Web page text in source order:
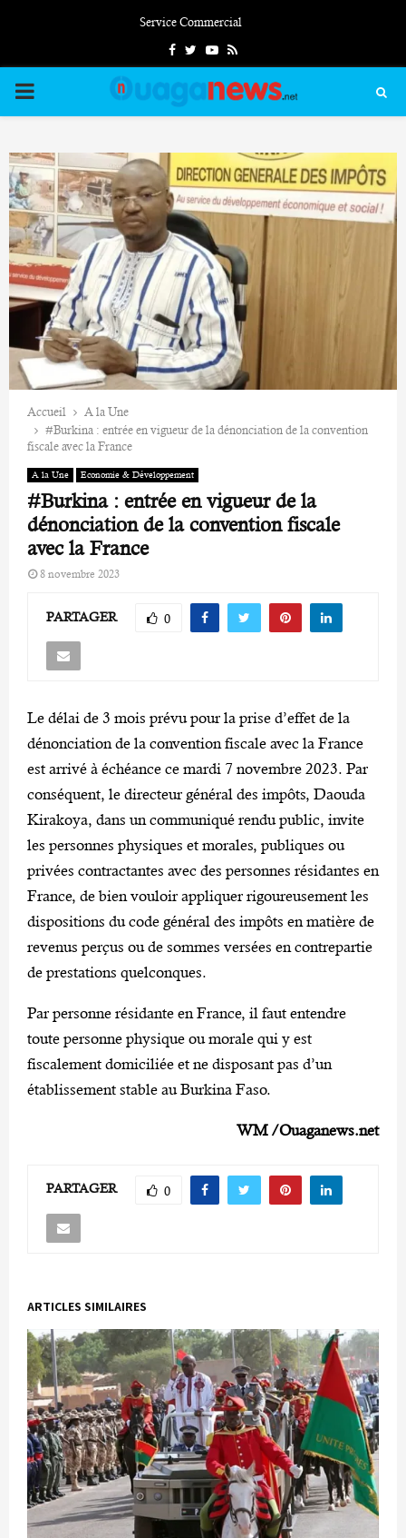
Service Commercial
FacebookTwitterYoutube
Rss
PRIMARY
Accueil
A la Une
#Burkina : entrée en vigueur de la dénonciation de la convention
fiscale avec la France
A la Une Economie & Développement
#Burkina : entrée en vigueur de la
dénonciation de la convention fiscale
avec la France
8 novembre 2023
PARTAGER 0
Le délai de 3 mois prévu pour la prise d’effet de la
dénonciation de la convention fiscale avec la France
est arrivé à échéance ce mardi 7 novembre 2023. Par
conséquent, le directeur général des impôts, Daouda
Kirakoya, dans un communiqué rendu public, invite
les personnes physiques et morales, publiques ou
privées contractantes avec des personnes résidantes en
France, de bien vouloir appliquer rigoureusement les
dispositions du code général des impôts en matière de
revenus perçus ou de sommes versées en contrepartie
de prestations quelconques.
Par personne résidante en France, il faut entendre
toute personne physique ou morale qui y est
fiscalement domiciliée et ne disposant pas d’un
établissement stable au Burkina Faso.
WM /Ouaganews.net
PARTAGER 0
ARTICLES SIMILAIRES